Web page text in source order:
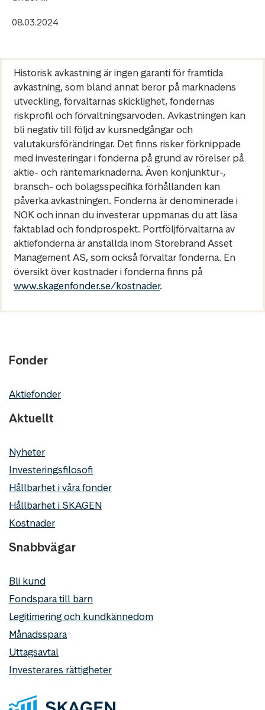
08.03.2024
Historisk avkastning är ingen garanti för framtida
avkastning, som bland annat beror på marknadens
utveckling, förvaltarnas skicklighet, fondernas
riskprofil och förvaltningsarvoden. Avkastningen kan
bli negativ till följd av kursnedgångar och
valutakursförändringar. Det finns risker förknippade
med investeringar i fonderna på grund av rörelser på
aktie- och räntemarknaderna. Även konjunktur-,
bransch- och bolagsspecifika förhållanden kan
påverka avkastningen. Fonderna är denominerade i
NOK och innan du investerar uppmanas du att läsa
faktablad och fondprospekt. Portföljförvaltarna av
aktiefonderna är anställda inom Storebrand Asset
Management AS, som också förvaltar fonderna. En
översikt över kostnader i fonderna finns på
www.skagenfonder.se/kostnader.
Fonder
Aktiefonder
Aktuellt
Nyheter
Investeringsfilosofi
Hållbarhet i våra fonder
Hållbarhet i SKAGEN
Kostnader
Snabbvägar
Bli kund
Fondspara till barn
Legitimering och kundkännedom
Månadsspara
Uttagsavtal
Investerares rättigheter